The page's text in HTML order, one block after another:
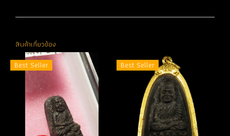
สินค้าเกี่ยวข้อง
Best Seller
Best Seller